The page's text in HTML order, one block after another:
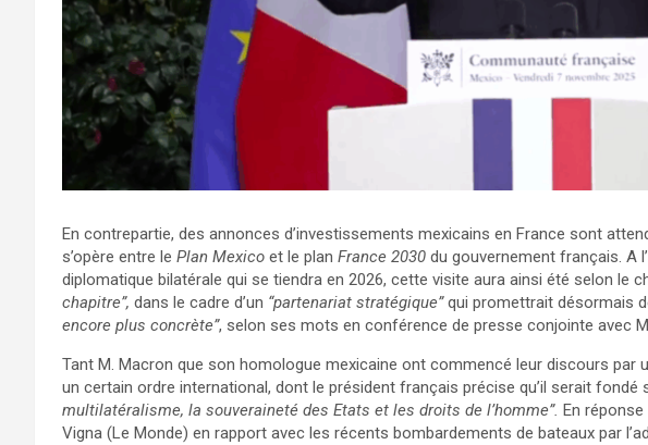
En contrepartie, des annonces d’investissements mexicains en France sont
s’opère entre le Plan Mexico et le plan France 2030 du gouvernement français. A
diplomatique bilatérale qui se tiendra en 2026, cette visite aura ainsi été selon le
chapitre”, dans le cadre d’un “partenariat stratégique”qui promettrait désormais
encore plus concrète”, selon ses mots en conférence de presse conjointe avec
Tant M. Macron que son homologue mexicaine ont commencé leur discours par
un certain ordre international, dont le président français précise qu’il serait fondé
multilatéralisme, la souveraineté des Etats et les droits de l’homme”. En
Vigna (Le Monde) en rapport avec les récents bombardements de bateaux par